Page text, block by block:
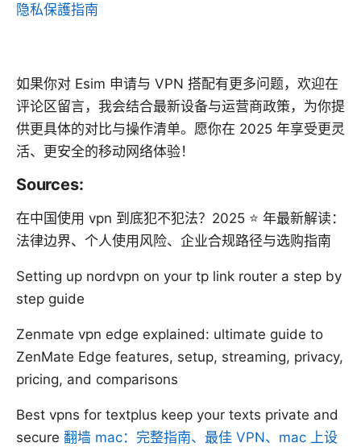
隐私保護指南
如果你对 Esim 申请与 VPN 搭配有更多问题，欢迎在
评论区留言，我会结合最新设备与运营商政策，为你提
供更具体的对比与操作清单。愿你在 2025 年享受更灵
活、更安全的移动网络体验！
Sources:
在中国使用 vpn 到底犯不犯法？2025 ⭐ 年最新解读：
法律边界、个人使用风险、企业合规路径与选购指南
Setting up nordvpn on your tp link router a step by
step guide
Zenmate vpn edge explained: ultimate guide to
ZenMate Edge features, setup, streaming, privacy,
pricing, and comparisons
Best vpns for textplus keep your texts private and
secure 翻墙 mac：完整指南、最佳 VPN、mac 上设